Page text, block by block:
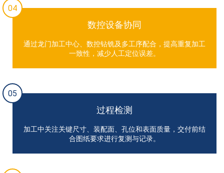
04
数控设备协同
通过龙门加工中心、数控钻铣及多工序配合，提高重复加工
一致性，减少人工定位误差。
05
过程检测
加工中关注关键尺寸、装配面、孔位和表面质量，交付前结
合图纸要求进行复测与记录。